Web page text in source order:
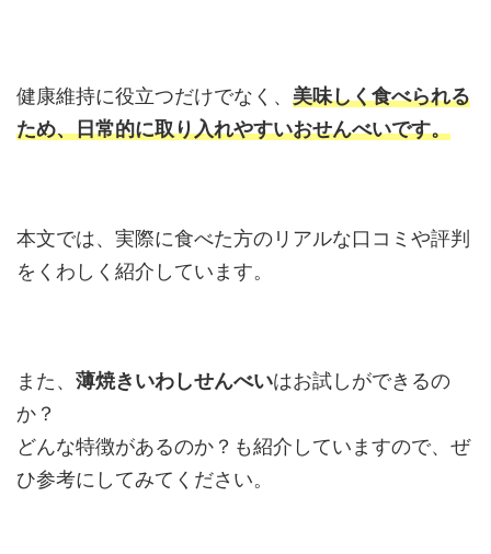
健康維持に役立つだけでなく、 美味しく食べられる
ため、日常的に取り入れやすいおせんべいです。
本文では、実際に食べた方のリアルな口コミや評判
をくわしく紹介しています。
また、 薄焼きいわしせんべいはお試しができるの
か？
どんな特徴があるのか？も紹介していますので、ぜ
ひ参考にしてみてください。